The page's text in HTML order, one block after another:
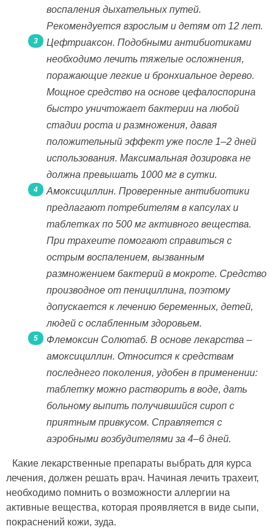
воспаления дыхательных путей.
Рекомендуется взрослым и детям от 12 лет.
Цефтриаксон. Подобными антибиотиками
необходимо лечить тяжелые осложнения,
поражающие легкие и бронхиальное дерево.
Мощное средство на основе цефалоспорина
быстро уничтожает бактерии на любой
стадии роста и размножения, давая
положительный эффект уже после 1–2 дней
использования. Максимальная дозировка не
должна превышать 1000 мг в сутки.
Амоксициллин. Проверенные антибиотики
предлагают потребителям в капсулах и
таблетках по 500 мг активного вещества.
При трахеите помогают справиться с
острым воспалением, вызванным
размножением бактерий в мокроте. Средство
производное от пенициллина, поэтому
допускается к лечению беременных, детей,
людей с ослабленным здоровьем.
Флемоксин Солютаб. В основе лекарства –
амоксициллин. Относится к средствам
последнего поколения, удобен в применении:
таблетку можно растворить в воде, дать
больному выпить получившийся сироп с
приятным привкусом. Справляется с
аэробными возбудителями за 4–6 дней.
Какие лекарственные препараты выбрать для курса
лечения, должен решать врач. Начиная лечить трахеит,
необходимо помнить о возможности аллергии на
активные вещества, которая проявляется в виде сыпи,
покраснений кожи, зуда.